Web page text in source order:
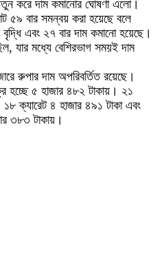
করে দাম কমানোর ঘোষণা এলো।
৫৯ বার সমন্বয় করা হয়েছে বলে
এবং ২৭ বার দাম কমানো হয়েছে।
যার মধ্যে বেশিরভাগ সময়ই দাম
রুপার দাম অপরিবর্তিত রয়েছে।
হচ্ছে ৫ হাজার ৪৮২ টাকায়। ২১
১৮ ক্যারেট ৪ হাজার ৪৯১ টাকা এবং
৩৮৩ টাকায়।